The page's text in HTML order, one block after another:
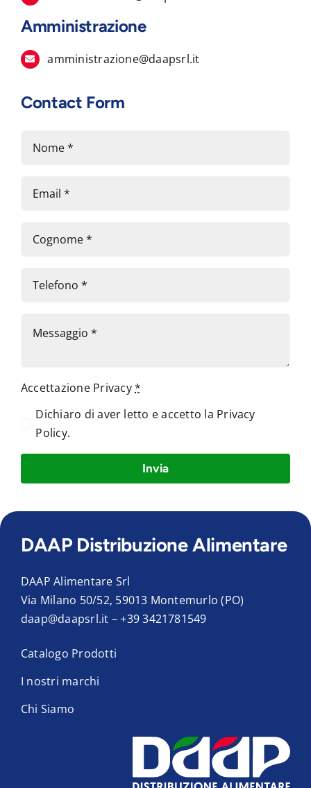
Amministrazione
amministrazione@daapsrl.it
Contact Form
Accettazione Privacy*
Dichiaro di aver letto e accetto la Privacy
Policy.
Invia
DAAP Distribuzione Alimentare
DAAP Alimentare Srl
Via Milano 50/52, 59013 Montemurlo (PO)
daap@daapsrl.it –+39 3421781549
Catalogo Prodotti
I nostri marchi
Chi Siamo